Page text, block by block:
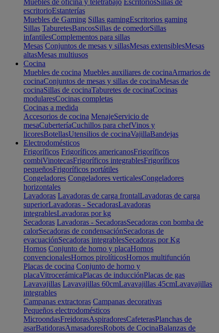
Muebles de oficina y teletrabajo EscritoriosSillas de
escritorioEstanterías
Muebles de Gaming Sillas gamingEscritorios gaming
Sillas TaburetesBancosSillas de comedorSillas
infantilesComplementos para sillas
Mesas Conjuntos de mesas y sillasMesas extensiblesMesas
altasMesas multiusos
Cocina
Muebles de cocina Muebles auxiliares de cocinaArmarios de
cocinaConjuntos de mesas y sillas de cocinaMesas de
cocinaSillas de cocinaTaburetes de cocinaCocinas
modularesCocinas completas
Cocinas a medida
Accesorios de cocina MenajeServicio de
mesaCuberteríaCuchillos para chefVinos y
licoresBotellasUtensilios de cocinaVajillaBandejas
Electrodomésticos
Frigoríficos Frigoríficos americanosFrigoríficos
combiVinotecasFrigoríficos integrablesFrigoríficos
pequeñosFrigoríficos portátiles
Congeladores Congeladores verticalesCongeladores
horizontales
Lavadoras Lavadoras de carga frontalLavadoras de carga
superiorLavadoras - SecadorasLavadoras
integrablesLavadoras por kg
Secadoras Lavadoras - SecadorasSecadoras con bomba de
calorSecadoras de condensaciónSecadoras de
evacuaciónSecadoras integrablesSecadoras por Kg
Hornos Conjunto de horno y placaHornos
convencionalesHornos pirolíticosHornos multifunción
Placas de cocina Conjunto de horno y
placaVitrocerámicaPlacas de inducciónPlacas de gas
Lavavajillas Lavavajillas 60cmLavavajillas 45cmLavavajillas
integrables
Campanas extractoras Campanas decorativas
Pequeños electrodomésticos
MicroondasFreidorasAspiradoresCafeterasPlanchas de
asarBatidorasAmasadoresRobots de CocinaBalanzas de